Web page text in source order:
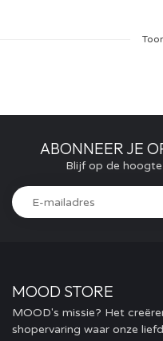
ABONNEER JE
Blijf op de
MOOD STORE
MOOD's missie? Het
shopervaring waar onze